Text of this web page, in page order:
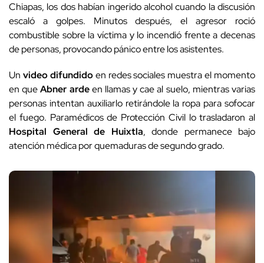
Chiapas, los dos habían ingerido alcohol cuando la discusión
escaló a golpes. Minutos después, el agresor roció
combustible sobre la víctima y lo incendió frente a decenas
de personas, provocando pánico entre los asistentes.
Un video difundidoen redes sociales muestra el momento
en queAbner ardeen llamas y cae al suelo, mientras varias
personas intentan auxiliarlo retirándole la ropa para sofocar
el fuego. Paramédicos de Protección Civil lo trasladaron al
Hospital General de Huixtla, donde permanece bajo
atención médica por quemaduras de segundo grado.